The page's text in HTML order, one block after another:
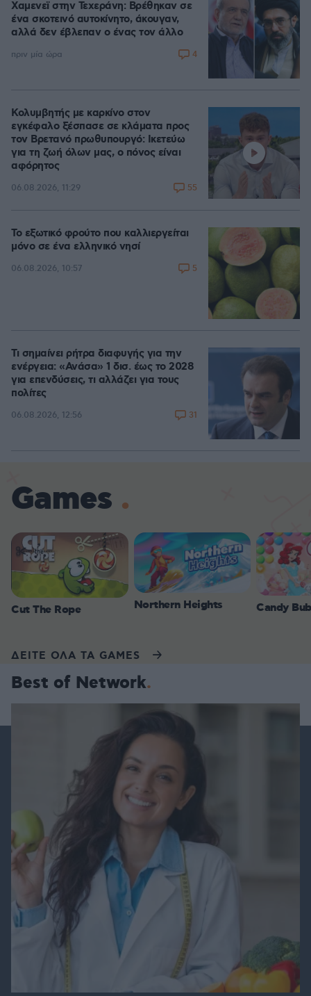
Χαμενεϊ στην Τεχεράνη: Βρέθηκαν σε
ένα σκοτεινό αυτοκίνητο, άκουγαν,
αλλά δεν έβλεπαν ο ένας τον άλλο
πριν μία ώρα 4
Κολυμβητής με καρκίνο στον
εγκέφαλο ξέσπασε σε κλάματα προς
τον Βρετανό πρωθυπουργό: Ικετεύω
για τη ζωή όλων μας, ο πόνος είναι
αφόρητος
06.08.2026, 11:29 55
Το εξωτικό φρούτο που καλλιεργείται
μόνο σε ένα ελληνικό νησί
06.08.2026, 10:57 5
Τι σημαίνει ρήτρα διαφυγής για την
ενέργεια: «Ανάσα» 1 δισ. έως το 2028
για επενδύσεις, τι αλλάζει για τους
πολίτες
06.08.2026, 12:56 31
Games
Cut The Rope Northern Heights Candy
ΔΕΙΤΕ ΟΛΑ ΤΑ GAMES
Best of Network